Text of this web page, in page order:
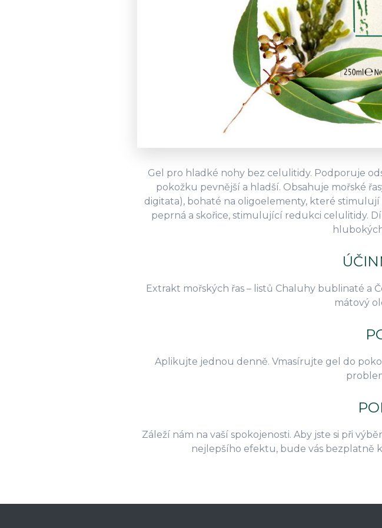
Gel pro hladké nohy bez celulitidy. Podporuje
pokožku pevnější a hladší. Obsahuje mořské
digitata), bohaté na oligoelementy, které
peprná a skořice, stimulující redukci celulitidy.
Extrakt mořských řas – listů Chaluhy bublinaté
mátový
Aplikujte jednou denně. Vmasírujte gel do
Záleží nám na vaší spokojenosti. Aby jste si při
nejlepšího efektu, bude vás bezplatně